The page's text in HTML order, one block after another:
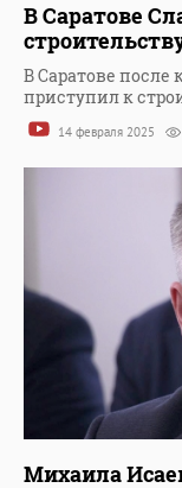
В Саратове
В Саратове
приступил к
14 февраля 2025
Михаила